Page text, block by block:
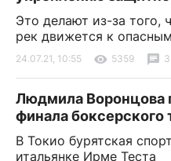
Это делают из-за того,
рек движется к
24.07.21, 10:55 5359 3
Людмила Воронцова
финала
В Токио бурятская
итальянке Ирме Теста